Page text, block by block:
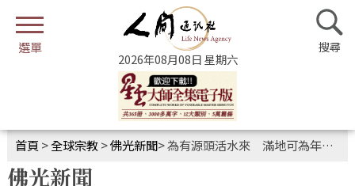
2026年08月08日 星期六
首頁 >全球宗教>佛光新聞>為有源頭活水來 滿地可為年宵義賣做培訓
佛光新聞